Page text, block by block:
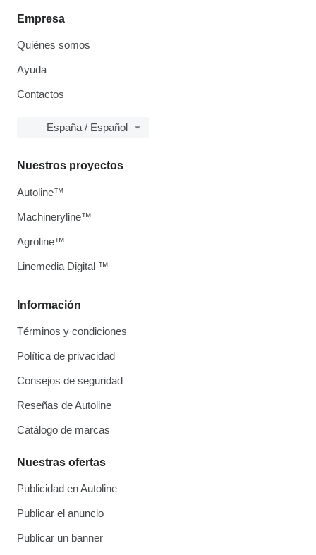
Empresa
Quiénes somos
Ayuda
Contactos
España / Español
Información
Términos y condiciones
Política de privacidad
Consejos de seguridad
Reseñas de Autoline
Catálogo de marcas
Nuestras ofertas
Publicidad en Autoline
Publicar el anuncio
Publicar un banner
Nuestros proyectos
Autoline™
Machineryline™
Agroline™
Linemedia Digital ™